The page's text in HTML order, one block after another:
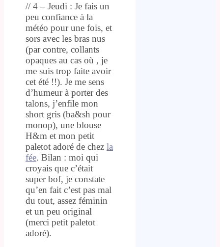
// 4 – Jeudi : Je fais un
peu confiance à la
météo pour une fois, et
sors avec les bras nus
(par contre, collants
opaques au cas où , je
me suis trop faite avoir
cet été !!). Je me sens
d’humeur à porter des
talons, j’enfile mon
short gris (ba&sh pour
monop), une blouse
H&m et mon petit
paletot adoré de chez la
fée. Bilan : moi qui
croyais que c’était
super bof, je constate
qu’en fait c’est pas mal
du tout, assez féminin
et un peu original
(merci petit paletot
adoré).